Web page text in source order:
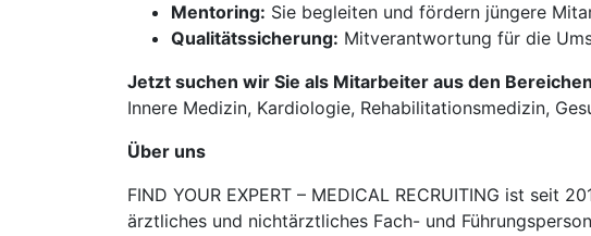
Mentoring: Sie begleiten und fördern jüngere
Qualitätssicherung: Mitverantwortung für die
Jetzt suchen wir Sie als Mitarbeiter aus den
Innere Medizin, Kardiologie, Rehabilitationsmedizin,
Über uns
FIND YOUR EXPERT – MEDICAL RECRUITING ist
ärztliches und nichtärztliches Fach- und